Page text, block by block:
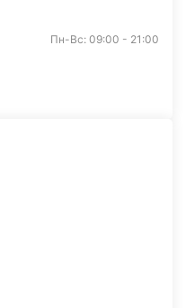
Пн-Вс: 09:00 - 21:00